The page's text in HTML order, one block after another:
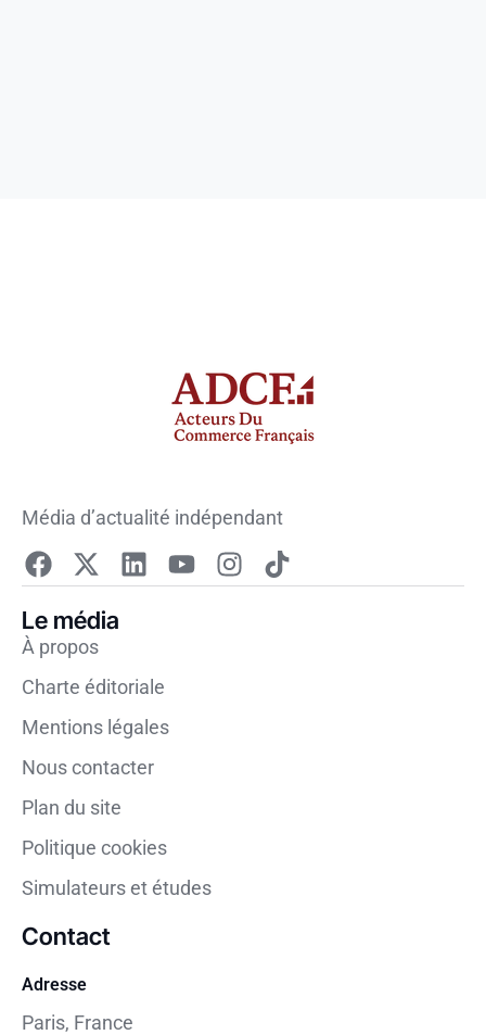
Média d’actualité indépendant
Le média
À propos
Charte éditoriale
Mentions légales
Nous contacter
Plan du site
Politique cookies
Simulateurs et études
Contact
Adresse
Paris, France